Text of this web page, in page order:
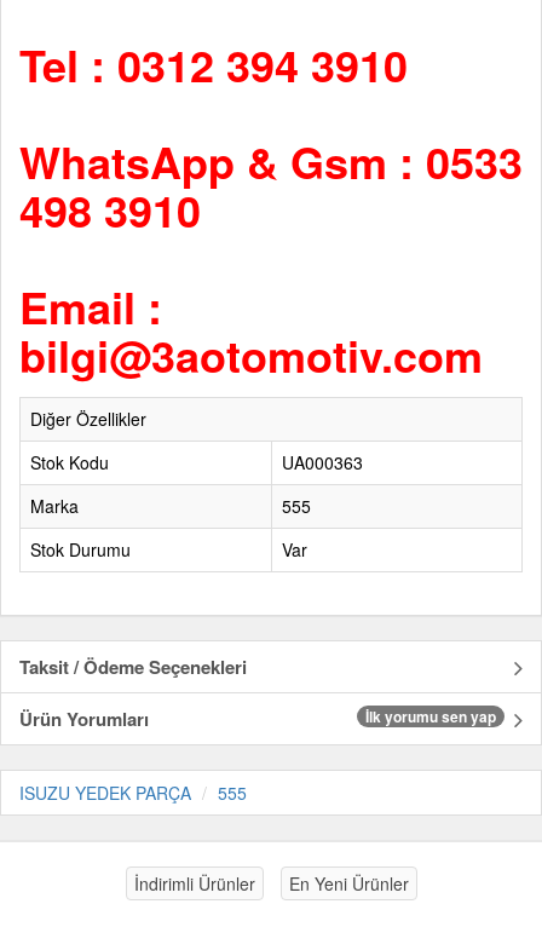
Tel : 0312 394 3910
WhatsApp & Gsm : 0533
498 3910
Email :
bilgi@3aotomotiv.com
Diğer Özellikler
Stok Kodu
UA000363
Marka
555
Stok Durumu
Var
Taksit / Ödeme Seçenekleri
Ürün Yorumları
İlk yorumu sen yap
ISUZU YEDEK PARÇA 555
İndirimli Ürünler En Yeni Ürünler